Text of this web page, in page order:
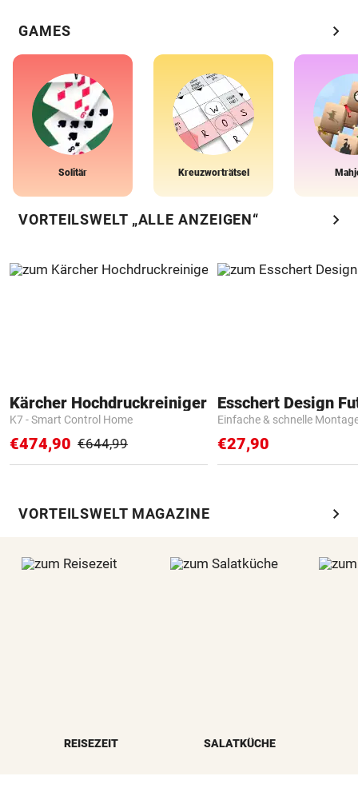
GAMES chevron_right
Solitär Kreuzworträtsel
VORTEILSWELT „ALLE ANZEIGEN“ chevron_right
Kärcher Hochdruckreiniger
K7 - Smart Control Home
€474,90 €644,99
Einfache & schnelle
€27,90
VORTEILSWELT MAGAZINE chevron_right
REISEZEIT SALATKÜCHE